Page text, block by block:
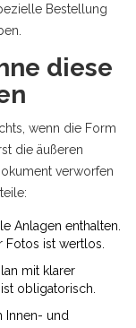
Bestellung
diese
wenn die Form
die äußeren
verworfen
Anlagen enthalten.
Fotos ist wertlos.
mit klarer
obligatorisch.
Innen- und